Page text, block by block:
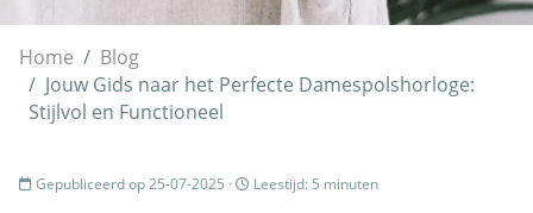
Home
Blog
Jouw Gids naar het Perfecte Damespolshorloge:
Stijlvol en Functioneel
Gepubliceerd op 25-07-2025 · Leestijd: 5 minuten